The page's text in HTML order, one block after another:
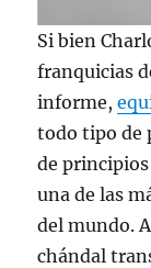
Si bien
franquicias
informe,
todo tipo de
de principios
una de las
del mundo.
chándal